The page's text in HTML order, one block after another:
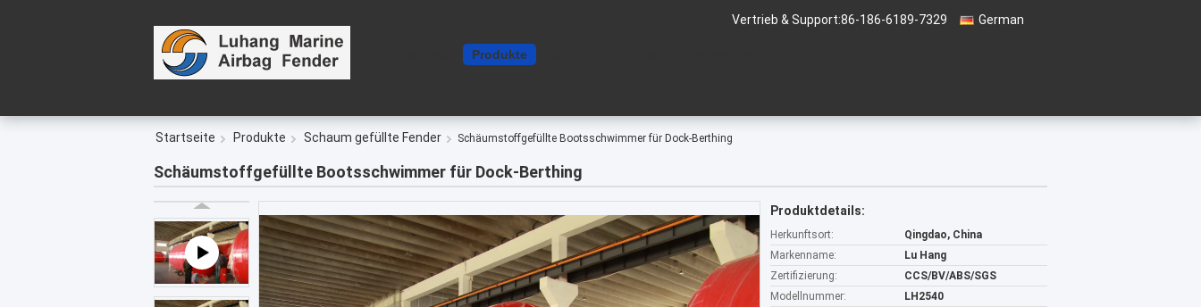
German
Vertrieb & Support:86-186-6189-7329
Produkte
Startseite Produkte Schaum gefüllte Fender Schäumstoffgefüllte Bootsschwimmer für Dock-Berthing
Schäumstoffgefüllte Bootsschwimmer für Dock-Berthing
Produktdetails:
Herkunftsort:
Qingdao, China
Markenname:
Lu Hang
Zertifizierung:
CCS/BV/ABS/SGS
Modellnummer:
LH2540